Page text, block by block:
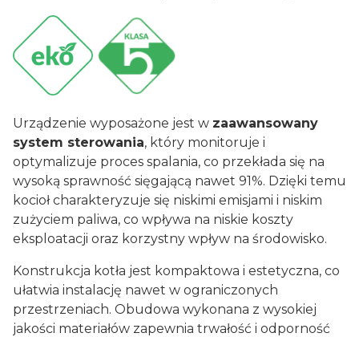
Urządzenie wyposażone jest w zaawansowany
system sterowania, który monitoruje i
optymalizuje proces spalania, co przekłada się na
wysoką sprawność sięgającą nawet 91%. Dzięki temu
kocioł charakteryzuje się niskimi emisjami i niskim
zużyciem paliwa, co wpływa na niskie koszty
eksploatacji oraz korzystny wpływ na środowisko.
Konstrukcja kotła jest kompaktowa i estetyczna, co
ułatwia instalację nawet w ograniczonych
przestrzeniach. Obudowa wykonana z wysokiej
jakości materiałów zapewnia trwałość i odporność